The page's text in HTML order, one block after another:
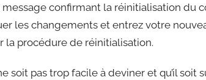
confirmant la réinitialisation du
les changements et entrez votre
procédure de réinitialisation.
soit pas trop facile à deviner et qu’il soit